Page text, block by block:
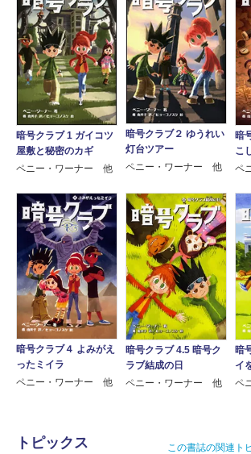
暗号クラブ 1 ガイコツ
屋敷と秘密のカギ
ペニー・ワーナー 他
暗号クラブ２ ゆうれい
灯台ツアー
ペニー・ワーナー 他
暗
こ
ペ
暗号クラブ４ よみがえ
ったミイラ
ペニー・ワーナー 他
暗号クラブ 4.5 暗号ク
ラブ結成の日
ペニー・ワーナー 他
暗
イ
ペ
トピックス この書誌の関連ト